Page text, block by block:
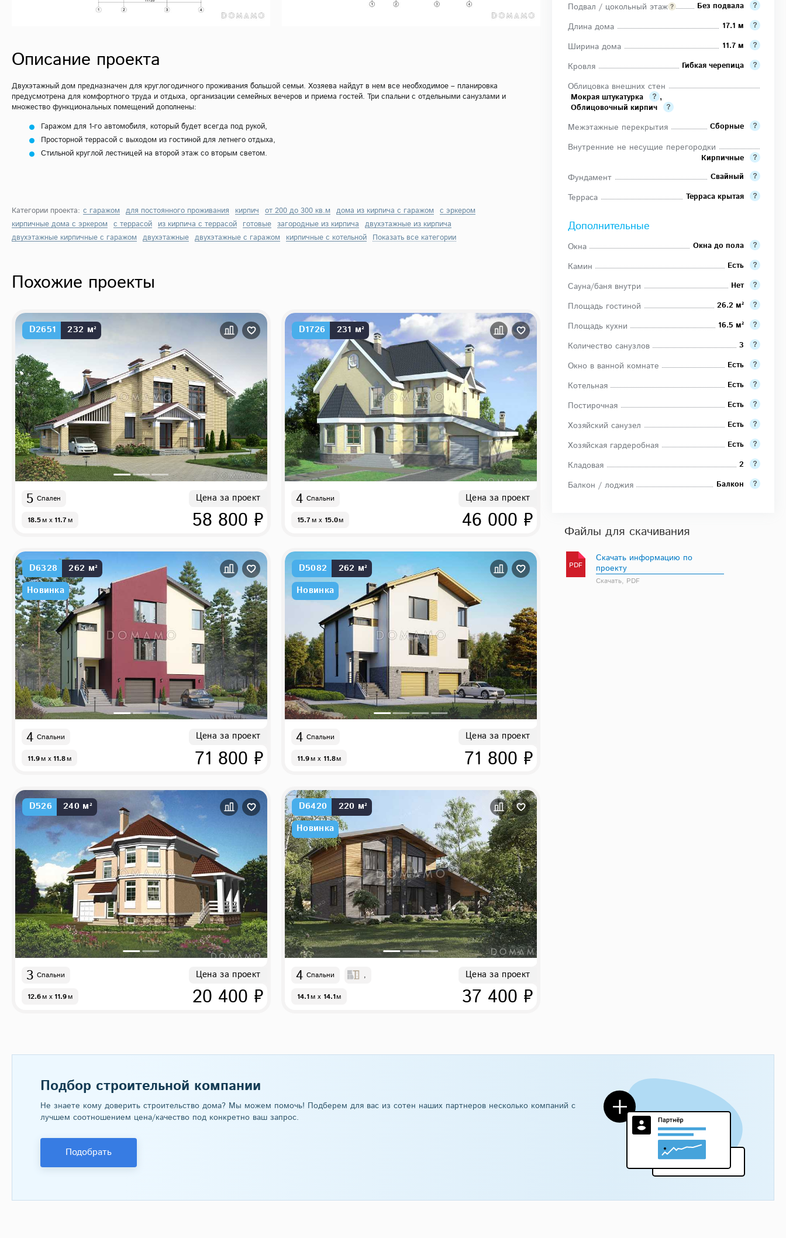
Подвал / цокольный этаж Без подвала
Длина дома 17.1 м
Ширина дома 11.7 м
Кровля Гибкая черепица
Облицовка внешних стен
Мокрая штукатурка
,
Облицовочный кирпич
Межэтажные перекрытия Сборные
Внутренние не несущие перегородки
Кирпичные
Фундамент Свайный
Терраса Терраса крытая
Дополнительные
Окна Окна до пола
Камин Есть
Сауна/баня внутри Нет
Площадь гостиной 26.2 м²
Площадь кухни 16.5 м²
Количество санузлов 3
Окно в ванной комнате Есть
Котельная Есть
Постирочная Есть
Хозяйский санузел Есть
Хозяйская гардеробная Есть
Кладовая 2
Балкон / лоджия Балкон
Файлы для скачивания
PDF
Скачать информацию по
проекту
Скачать, PDF
Описание проекта
Двухэтажный дом предназначен для круглогодичного проживания большой семьи. Хозяева найдут в нем все необходимое – планировка
предусмотрена для комфортного труда и отдыха, организации семейных вечеров и приема гостей. Три спальни с отдельными санузлами и
множество функциональных помещений дополнены:
Гаражом для 1-го автомобиля, который будет всегда под рукой,
Просторной террасой с выходом из гостиной для летнего отдыха,
Стильной круглой лестницей на второй этаж со вторым светом.
Категории проекта: с гаражом для постоянного проживания кирпич от 200 до 300 кв.м дома из кирпича с гаражом с эркером
кирпичные дома с эркером с террасой из кирпича с террасой готовые загородные из кирпича двухэтажные из кирпича
двухэтажные кирпичные с гаражом двухэтажные двухэтажные с гаражом кирпичные с котельной Показать все категории
Похожие проекты
D2651 232 м²
5 Спален
18.5м x 11.7м
Цена за проект
58 800 ₽
D1726 231 м²
4 Спальни
15.7м x 15.0м
Цена за проект
46 000 ₽
D6328
262 м²
Новинка
4 Спальни
11.9м x 11.8м
Цена за проект
71 800 ₽
D5082
262 м²
Новинка
4 Спальни
11.9м x 11.8м
Цена за проект
71 800 ₽
D526 240 м²
3 Спальни
12.6м x 11.9м
Цена за проект
20 400 ₽
D6420
220 м²
Новинка
4 Спальни ,
14.1м x 14.1м
Цена за проект
37 400 ₽
Подбор строительной компании
Не знаете кому доверить строительство дома? Мы можем помочь! Подберем для вас из сотен наших партнеров несколько компаний с
лучшем соотношением цена/качество под конкретно ваш запрос.
Подобрать